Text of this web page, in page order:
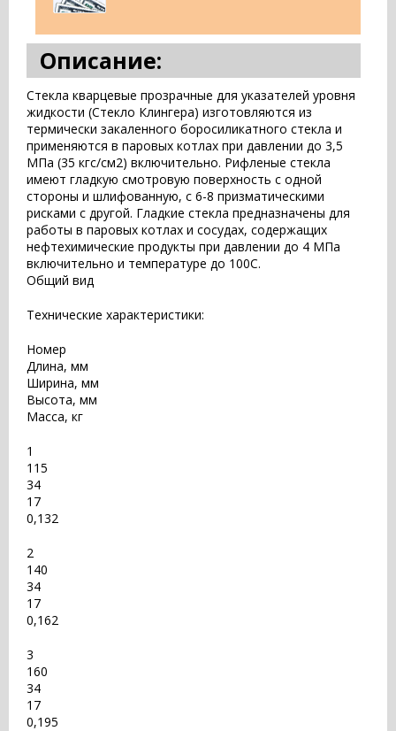
Описание:
Стекла кварцевые прозрачные для указателей уровня
жидкости (Стекло Клингера) изготовляются из
термически закаленного боросиликатного стекла и
применяются в паровых котлах при давлении до 3,5
МПа (35 кгс/см2) включительно. Рифленые стекла
имеют гладкую смотровую поверхность с одной
стороны и шлифованную, с 6-8 призматическими
рисками с другой. Гладкие стекла предназначены для
работы в паровых котлах и сосудах, содержащих
нефтехимические продукты при давлении до 4 МПа
включительно и температуре до 100С.
Общий вид
Технические характеристики:
Номер
Длина, мм
Ширина, мм
Высота, мм
Масса, кг
1
115
34
17
0,132
2
140
34
17
0,162
3
160
34
17
0,195